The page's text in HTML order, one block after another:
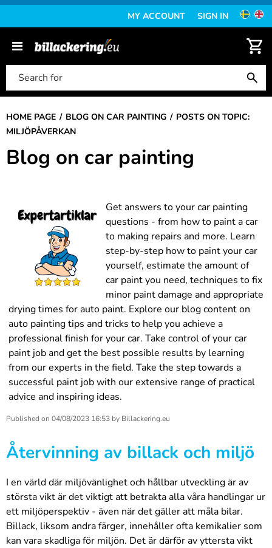
MY ACCOUNT SIGN IN
HOME PAGE BLOG ON CAR PAINTING
POSTS ON TOPIC:
MILJÖPÅVERKAN
Blog on car painting
Get answers to your car painting
questions - from how to paint a car
to making repairs and more. Learn
step-by-step how to paint your car
yourself, estimate the amount of
car paint you need, techniques to fix
minor paint damage and appropriate
drying times for auto paint. Explore our blog content on
auto painting tips and tricks to help you achieve a
professional finish for your car. Take control of your car
paint job and get the best possible results by learning
from our experts in the field. Take the step towards a
successful paint job with our extensive range of practical
advice and inspiring ideas.
Published on 04/08/2023 16:53 by Billackering.eu
Återvinning av billack och miljö
I en värld där miljövänlighet och hållbar utveckling är av
största vikt är det viktigt att betrakta alla våra handlingar ur
ett miljöperspektiv - även när det gäller att måla bilar.
Billack, liksom andra färger, innehåller ofta kemikalier som
kan vara skadliga för miljön. Det är därför av yttersta vikt